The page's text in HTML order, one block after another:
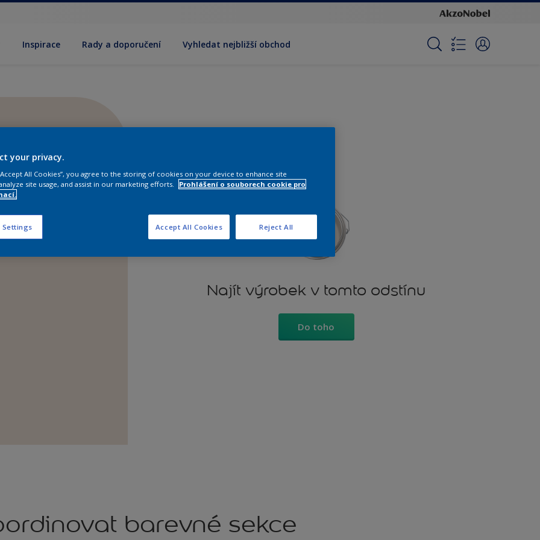
Inspirace Rady a doporučení Vyhledat nejbližší obchod
Najít výrobek v tomto odstínu
Do toho
barevné sekce
your privacy.
All Cookies”, you agree to the storing of cookies on your device to enhance site
site usage, and assist in our marketing efforts.
Prohlášení o souborech cookie pro
Settings Reject All
Accept All Cookies